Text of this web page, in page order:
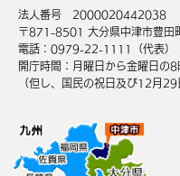
中津市へのアクセス
法人番号 2000020442038
〒871-8501 大分県中津市豊田
電話：0979-22-1111（代表）
開庁時間：月曜日から金曜日の
（但し、国民の祝日及び12月